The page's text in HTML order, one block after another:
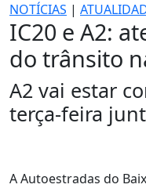
NOTÍCIAS |
IC20 e A2:
do trânsito
A2 vai estar
terça-feira
A Autoestradas do